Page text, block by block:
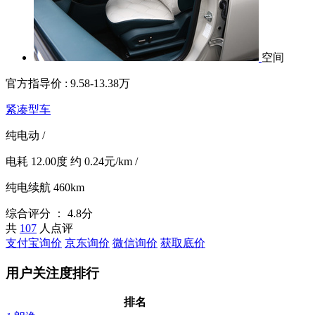
空间
官方指导价 : 9.58-13.38万
紧凑型车
纯电动 /
电耗 12.00度 约 0.24元/km /
纯电续航 460km
综合评分 ：
4.8分
共 107 人点评
支付宝询价 京东询价 微信询价 获取底价
用户关注度排行
排名